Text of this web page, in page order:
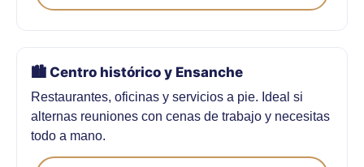
🏙️ Centro histórico y Ensanche
Restaurantes, oficinas y servicios a pie. Ideal si
alternas reuniones con cenas de trabajo y necesitas
todo a mano.